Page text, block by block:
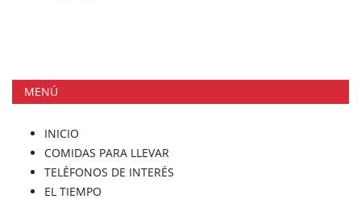
MENÚ
INICIO
COMIDAS PARA LLEVAR
TELÉFONOS DE INTERÉS
EL TIEMPO